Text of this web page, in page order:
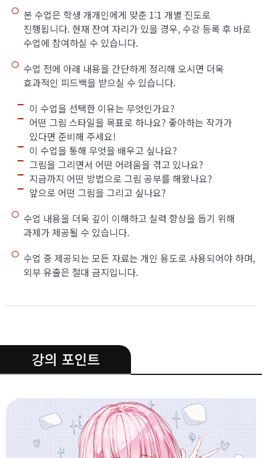
본 수업은 학생 개개인에게 맞춘 1:1 개별 진도로
진행됩니다. 현재 잔여 자리가 있을 경우, 수강 등록 후 바로
수업에 참여하실 수 있습니다.
수업 전에 아래 내용을 간단하게 정리해 오시면 더욱
효과적인 피드백을 받으실 수 있습니다.
이 수업을 선택한 이유는 무엇인가요?
어떤 그림 스타일을 목표로 하나요? 좋아하는 작가가
있다면 준비해 주세요!
이 수업을 통해 무엇을 배우고 싶나요?
그림을 그리면서 어떤 어려움을 겪고 있나요?
지금까지 어떤 방법으로 그림 공부를 해왔나요?
앞으로 어떤 그림을 그리고 싶나요?
수업 내용을 더욱 깊이 이해하고 실력 향상을 돕기 위해
과제가 제공될 수 있습니다.
수업 중 제공되는 모든 자료는 개인 용도로 사용되어야 하며,
외부 유출은 절대 금지입니다.
강의 포인트